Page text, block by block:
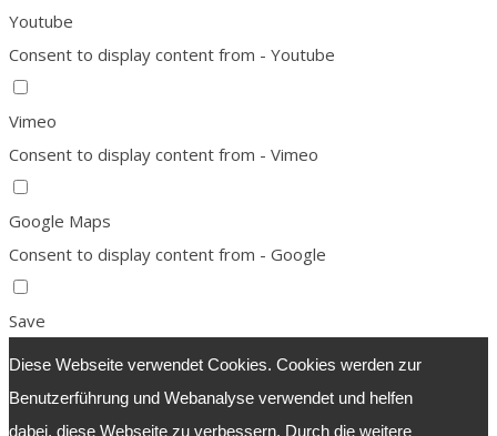
Youtube
Consent to display content from - Youtube
Vimeo
Consent to display content from - Vimeo
Google Maps
Consent to display content from - Google
Save
Diese Webseite verwendet Cookies. Cookies werden zur
Benutzerführung und Webanalyse verwendet und helfen
dabei, diese Webseite zu verbessern. Durch die weitere